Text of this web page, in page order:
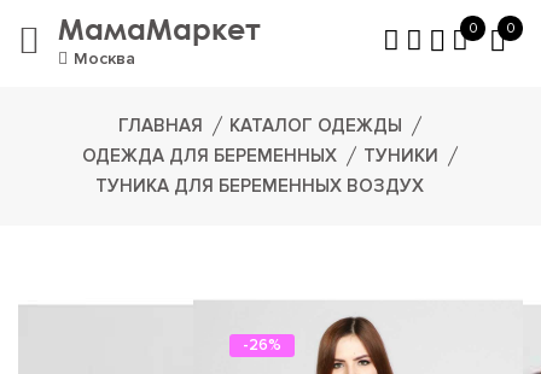
МамаМаркет
Москва
0 0
ГЛАВНАЯ
КАТАЛОГ ОДЕЖДЫ
ОДЕЖДА ДЛЯ БЕРЕМЕННЫХ
ТУНИКИ
ТУНИКА ДЛЯ БЕРЕМЕННЫХ ВОЗДУХ
-26%